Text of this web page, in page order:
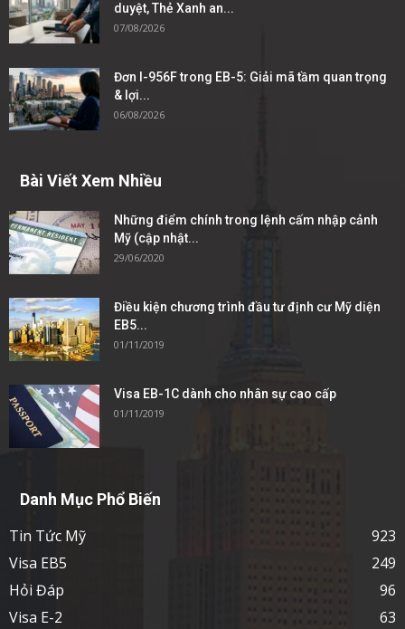
duyệt, Thẻ Xanh an...
07/08/2026
Đơn I-956F trong EB-5: Giải mã tầm quan trọng
& lợi...
06/08/2026
Bài Viết Xem Nhiều
Những điểm chính trong lệnh cấm nhập cảnh
Mỹ (cập nhật...
29/06/2020
Điều kiện chương trình đầu tư định cư Mỹ diện
EB5...
01/11/2019
Visa EB-1C dành cho nhân sự cao cấp
01/11/2019
Danh Mục Phổ Biến
Tin Tức Mỹ
923
Visa EB5
249
Hỏi Đáp
96
Visa E-2
63